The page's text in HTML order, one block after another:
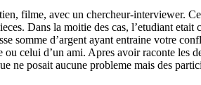
filme, avec un chercheur-interviewer.
Dans la moitie des cas, l’etudiant
somme d’argent ayant entraine votre
celui d’un ami. Apres avoir raconte les
ne posait aucune probleme mais des